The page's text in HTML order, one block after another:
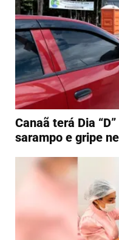
Canaã terá Dia
sarampo e gripe